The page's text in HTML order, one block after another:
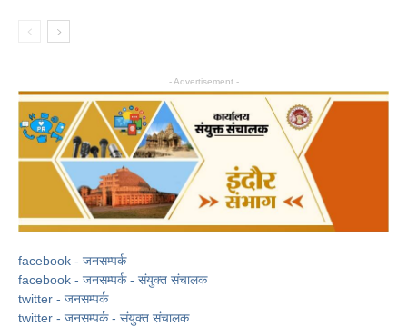
- Advertisement -
facebook - जनसम्पर्क
facebook - जनसम्पर्क - संयुक्त संचालक
twitter - जनसम्पर्क
twitter - जनसम्पर्क - संयुक्त संचालक